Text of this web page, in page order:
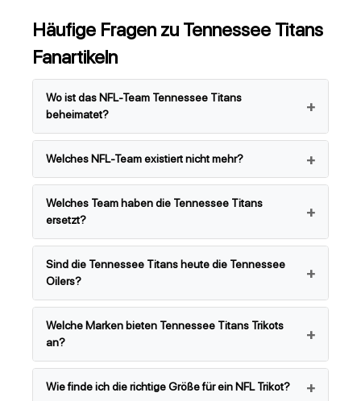
Häufige Fragen zu Tennessee Titans
Fanartikeln
Wo ist das NFL-Team Tennessee Titans
beheimatet?
Welches NFL-Team existiert nicht mehr?
Welches Team haben die Tennessee Titans
ersetzt?
Sind die Tennessee Titans heute die Tennessee
Oilers?
Welche Marken bieten Tennessee Titans Trikots
an?
Wie finde ich die richtige Größe für ein NFL Trikot?